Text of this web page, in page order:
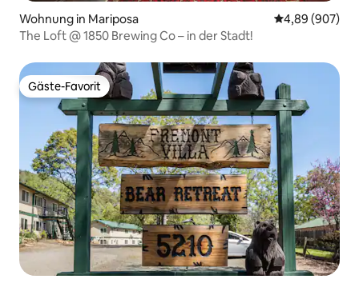
Wohnung in Mariposa
4,89 (907)
The Loft @ 1850 Brewing Co – in der Stadt!
Gäste-Favorit
Gäste-Favorit